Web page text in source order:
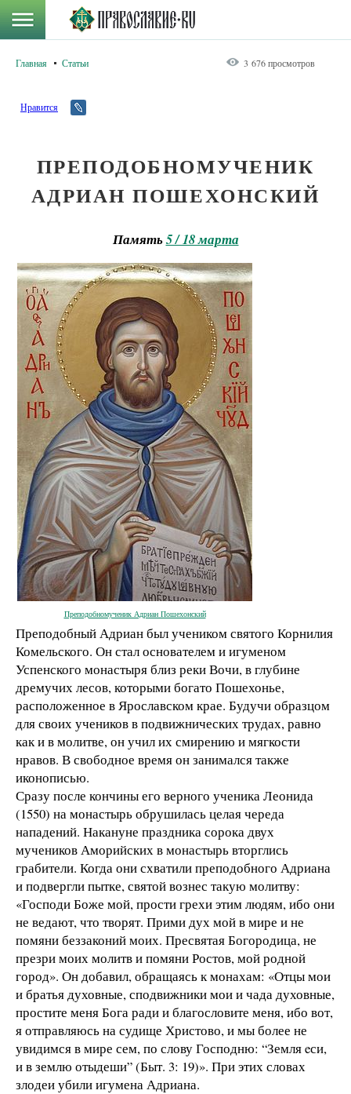
Главная Статьи 3 676 просмотров
Нравится
ПРЕПОДОБНОМУЧЕНИК
АДРИАН ПОШЕХОНСКИЙ
Память5 / 18 марта
Преподобномученик Адриан Пошехонский
Преподобный Адриан был учеником святого Корнилия
Комельского. Он стал основателем и игуменом
Успенского монастыря близ реки Вочи, в глубине
дремучих лесов, которыми богато Пошехонье,
расположенное в Ярославском крае. Будучи образцом
для своих учеников в подвижнических трудах, равно
как и в молитве, он учил их смирению и мягкости
нравов. В свободное время он занимался также
иконописью.
Сразу после кончины его верного ученика Леонида
(1550) на монастырь обрушилась целая череда
нападений. Накануне праздника сорока двух
мучеников Аморийских в монастырь вторглись
грабители. Когда они схватили преподобного Адриана
и подвергли пытке, святой вознес такую молитву:
«Господи Боже мой, прости грехи этим людям, ибо они
не ведают, что творят. Прими дух мой в мире и не
помяни беззаконий моих. Пресвятая Богородица, не
презри моих молитв и помяни Ростов, мой родной
город». Он добавил, обращаясь к монахам: «Отцы мои
и братья духовные, сподвижники мои и чада духовные,
простите меня Бога ради и благословите меня, ибо вот,
я отправляюсь на судище Христово, и мы более не
увидимся в мире сем, по слову Господню: “Земля eси,
и в землю отыдеши” (Быт. 3: 19)». При этих словах
злодеи убили игумена Адриана.